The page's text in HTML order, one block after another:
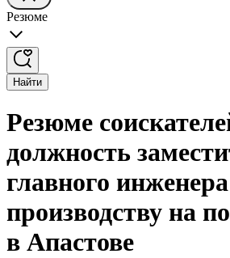
Резюме
Найти
Резюме
должность
главного
производству на
в Апастове